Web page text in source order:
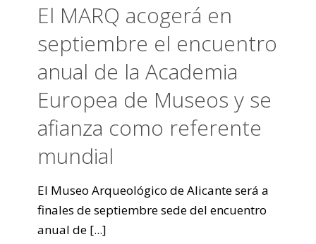
El MARQ acogerá en
septiembre el encuentro
anual de la Academia
Europea de Museos y se
afianza como referente
mundial
El Museo Arqueológico de Alicante será a
finales de septiembre sede del encuentro
anual de [...]